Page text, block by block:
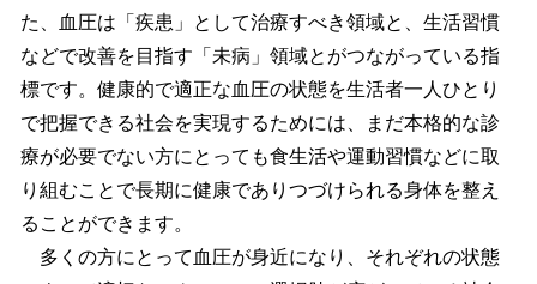
た、血圧は「疾患」として治療すべき領域と、生活習慣
などで改善を目指す「未病」領域とがつながっている指
標です。健康的で適正な血圧の状態を生活者一人ひとり
で把握できる社会を実現するためには、まだ本格的な診
療が必要でない方にとっても食生活や運動習慣などに取
り組むことで長期に健康でありつづけられる身体を整え
ることができます。
多くの方にとって血圧が身近になり、それぞれの状態